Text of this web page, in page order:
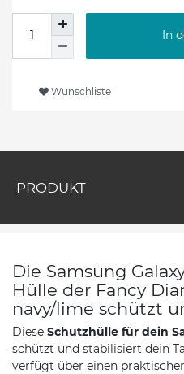
In
Wunschliste
PRODUKT
Die Samsung
Hülle der Fancy
navy/lime schützt
Diese Schutzhülle für dein
schützt und stabilisiert dein
verfügt über einen